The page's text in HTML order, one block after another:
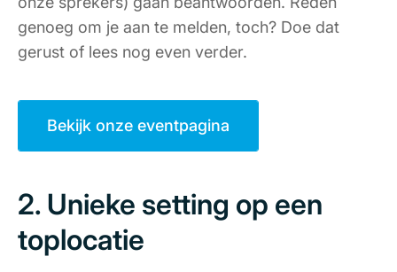
genoeg om je aan te melden, toch? Doe dat
gerust of lees nog even verder.
Bekijk onze eventpagina
2. Unieke setting op een
toplocatie